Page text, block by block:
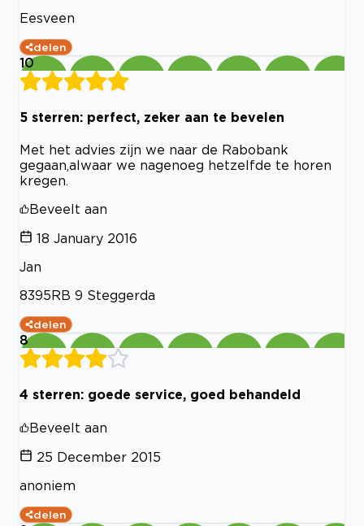
Eesveen
delen
10
5 sterren: perfect, zeker aan te bevelen
Met het advies zijn we naar de Rabobank
gegaan,alwaar we nagenoeg hetzelfde te horen
kregen.
Beveelt aan
18 January 2016
Jan
8395RB 9 Steggerda
delen
8
4 sterren: goede service, goed behandeld
Beveelt aan
25 December 2015
anoniem
delen